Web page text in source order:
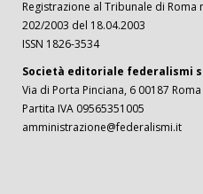
Registrazione al Tribunale di Roma
202/2003 del 18.04.2003
ISSN 1826-3534
Società editoriale federalismi
Via di Porta Pinciana, 6 00187 Roma
Partita IVA 09565351005
amministrazione@federalismi.it